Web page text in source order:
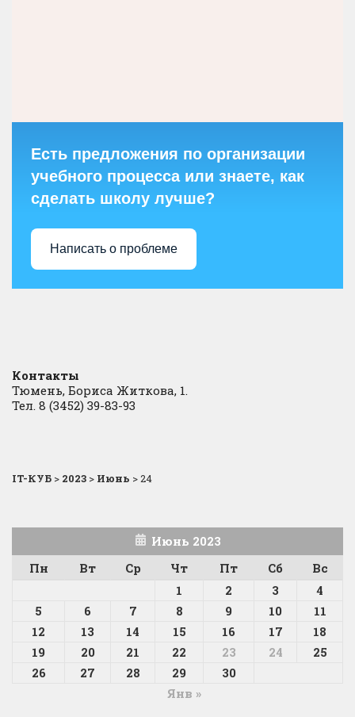
Есть предложения по организации
учебного процесса или знаете, как
сделать школу лучше?
Написать о проблеме
Контакты
Тюмень, Бориса Житкова, 1.
Тел. 8 (3452) 39-83-93
IT-КУБ > 2023 > Июнь >24
Июнь 2023
Пн
Вт Ср Чт Пт Сб
Вс
1
2 3
4
5
6 7 8 9 10
11
12
13 14 15 16 17
18
19
20 21 22 23 24
25
26
27 28 29
30
Янв »